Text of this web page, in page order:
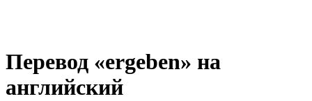
Перевод «ergeben» на
английский